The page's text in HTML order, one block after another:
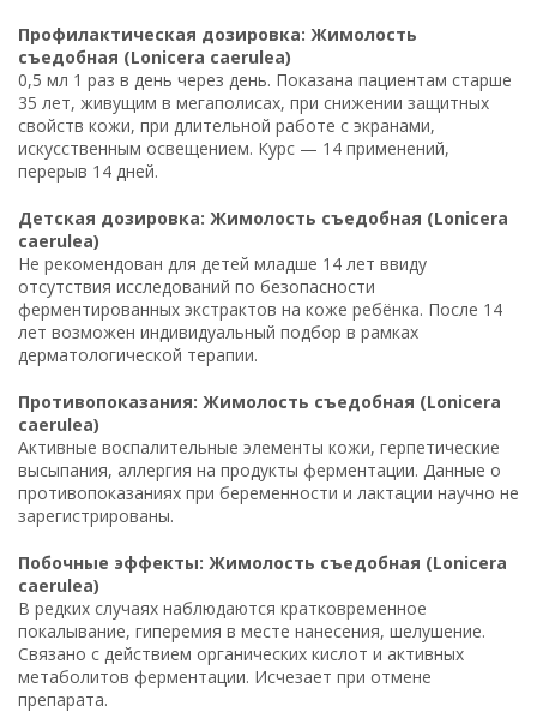
Профилактическая дозировка: Жимолость
съедобная (Lonicera caerulea)
0,5 мл 1 раз в день через день. Показана пациентам старше
35 лет, живущим в мегаполисах, при снижении защитных
свойств кожи, при длительной работе с экранами,
искусственным освещением. Курс — 14 применений,
перерыв 14 дней.
Детская дозировка: Жимолость съедобная (Lonicera
caerulea)
Не рекомендован для детей младше 14 лет ввиду
отсутствия исследований по безопасности
ферментированных экстрактов на коже ребёнка. После 14
лет возможен индивидуальный подбор в рамках
дерматологической терапии.
Противопоказания: Жимолость съедобная (Lonicera
caerulea)
Активные воспалительные элементы кожи, герпетические
высыпания, аллергия на продукты ферментации. Данные о
противопоказаниях при беременности и лактации научно не
зарегистрированы.
Побочные эффекты: Жимолость съедобная (Lonicera
caerulea)
В редких случаях наблюдаются кратковременное
покалывание, гиперемия в месте нанесения, шелушение.
Связано с действием органических кислот и активных
метаболитов ферментации. Исчезает при отмене
препарата.